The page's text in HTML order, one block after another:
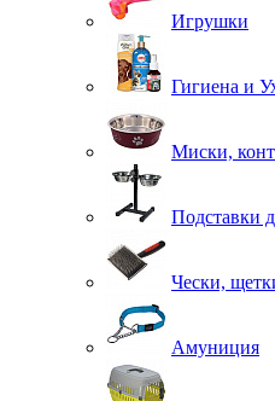
Игрушки
Гигиена и
Миски,
Подставки
Чески,
Амуниция